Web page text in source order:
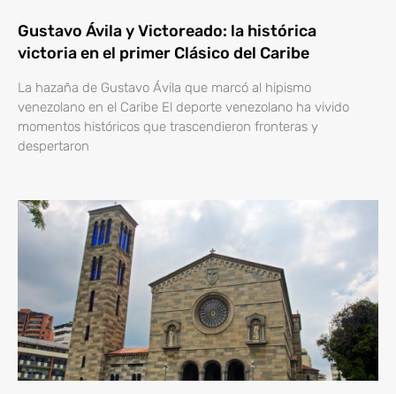
Gustavo Ávila y Victoreado: la histórica
victoria en el primer Clásico del Caribe
La hazaña de Gustavo Ávila que marcó al hipismo
venezolano en el Caribe El deporte venezolano ha vivido
momentos históricos que trascendieron fronteras y
despertaron